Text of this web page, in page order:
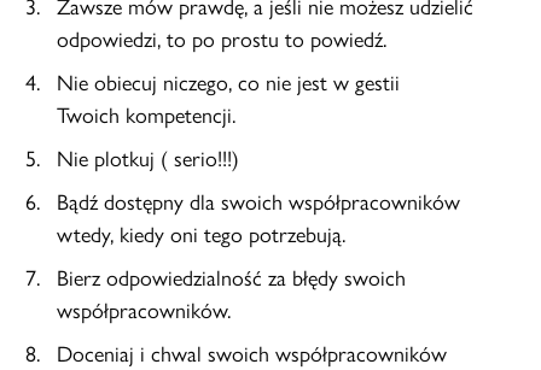
Zawsze mów prawdę, a jeśli nie możesz udzielić
odpowiedzi, to po prostu to powiedź.
Nie obiecuj niczego, co nie jest w gestii
Twoich kompetencji.
Nie plotkuj ( serio!!!)
Bądź dostępny dla swoich współpracowników
wtedy, kiedy oni tego potrzebują.
Bierz odpowiedzialność za błędy swoich
współpracowników.
Doceniaj i chwal swoich współpracowników